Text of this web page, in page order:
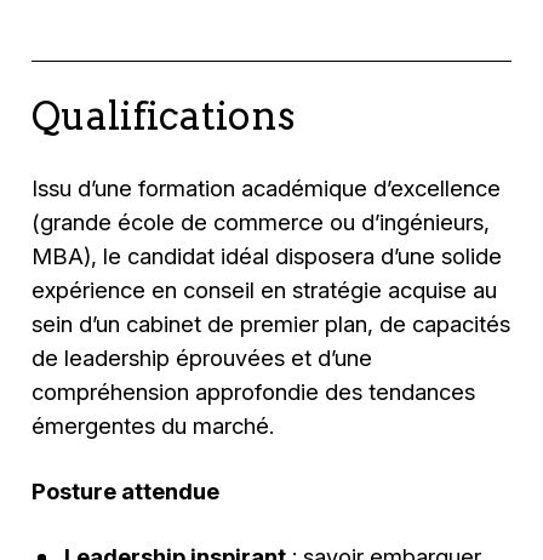
Qualifications
Issu d’une formation académique d’excellence
(grande école de commerce ou d’ingénieurs,
MBA), le candidat idéal disposera d’une solide
expérience en conseil en stratégie acquise au
sein d’un cabinet de premier plan, de capacités
de leadership éprouvées et d’une
compréhension approfondie des tendances
émergentes du marché.
Posture attendue